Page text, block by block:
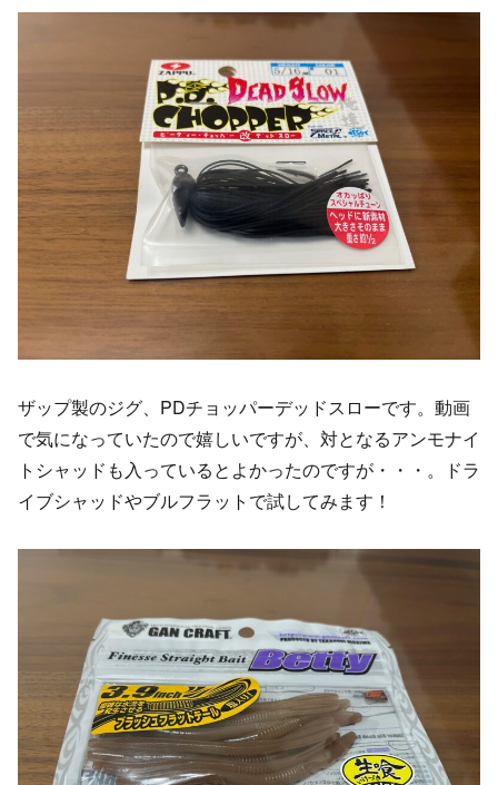
ザップ製のジグ、PDチョッパーデッドスローです。動画
で気になっていたので嬉しいですが、対となるアンモナイ
トシャッドも入っているとよかったのですが・・・。ドラ
イブシャッドやブルフラットで試してみます！